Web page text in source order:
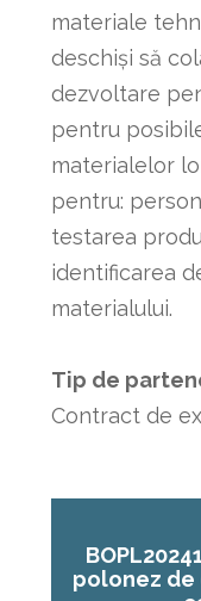
materiale
deschiși să
dezvoltare
pentru
materialelor
pentru:
testarea
identificarea
materialului.
Tip de
Contract de
polonez